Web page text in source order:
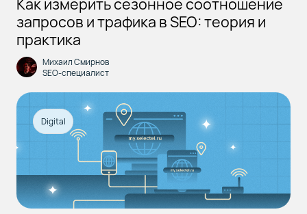
запросов и трафика в SEO: теория и
практика
Михаил Смирнов
SEO-специалист
Digital